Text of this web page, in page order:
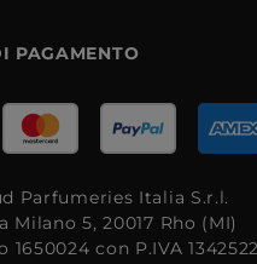
PAGAMENTO
Parfumeries Italia S.r.l.
Milano 5, 20017 Rho (MI)
1650024 con P.IVA